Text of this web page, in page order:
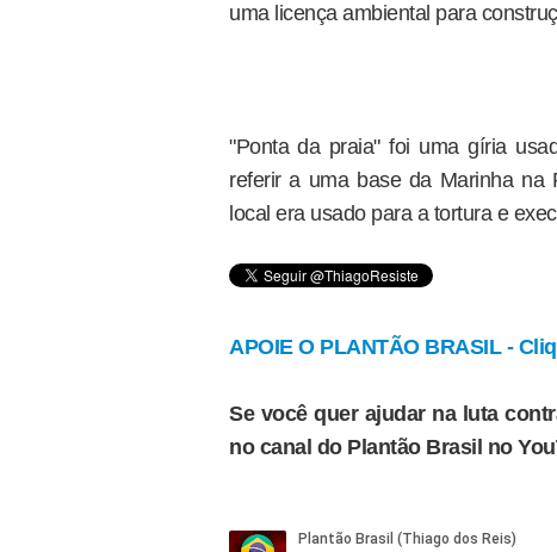
uma licença ambiental para
"Ponta da praia" foi uma gíria
referir a uma base da Marinha na
local era usado para a tortura e
APOIE O PLANTÃO BRASIL -
Se você quer ajudar na luta
no canal do Plantão Brasil no